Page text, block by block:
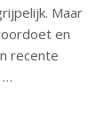
Maar
en
recente
…